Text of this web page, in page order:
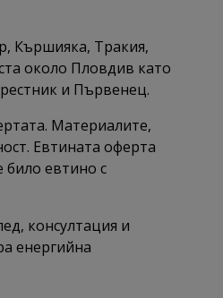
Кършияка, Тракия,
около Пловдив като
и Първенец.
Материалите,
Евтината оферта
било евтино с
консултация и
енергийна